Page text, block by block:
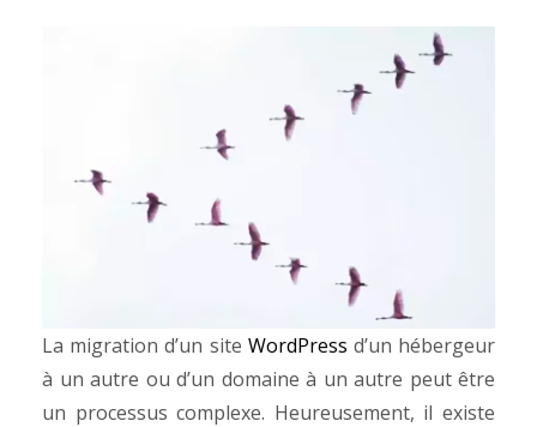
La migration d’un site WordPress d’un hébergeur
à un autre ou d’un domaine à un autre peut être
un processus complexe. Heureusement, il existe